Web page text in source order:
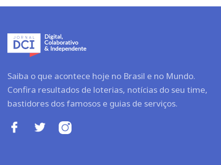
Saiba o que acontece hoje no Brasil e no Mundo.
Confira resultados de loterias, notícias do seu time,
bastidores dos famosos e guias de serviços.